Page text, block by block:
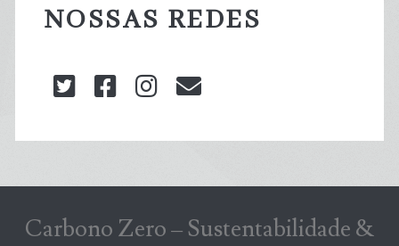
NOSSAS REDES
twitterfacebookinstagram
Carbono Zero – Sustentabilidade &